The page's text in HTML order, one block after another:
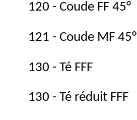
120 - Coude FF 45°
121 - Coude MF 45°
130 - Té FFF
130 - Té réduit FFF